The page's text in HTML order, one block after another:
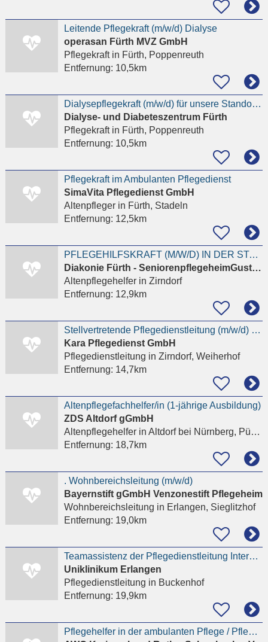
Leitende Pflegekraft (m/w/d) Dialyse
operasan Fürth MVZ GmbH
Pflegekraftin Fürth, Poppenreuth
Entfernung: 10,5km
Dialysepflegekraft (m/w/d) für unsere Standorte in Fürth und Höchstadt
Dialyse- und Diabeteszentrum Fürth
Pflegekraftin Fürth, Poppenreuth
Entfernung: 10,5km
Pflegekraft im Ambulanten Pflegedienst
SimaVita Pflegedienst GmbH
Altenpflegerin Fürth, Stadeln
Entfernung: 12,5km
PFLEGEHILFSKRAFT (M/W/D) IN DER STATIONÄREN PFLEGE Voll- oder Teilzeit
Diakonie Fürth - SeniorenpflegeheimGustav Adolf
Altenpflegehelferin Zirndorf
Entfernung: 12,9km
Stellvertretende Pflegedienstleitung (m/w/d) – Ambulanter Pflegedienst
Kara Pflegedienst GmbH
Pflegedienstleitung in Zirndorf, Weiherhof
Entfernung: 14,7km
Altenpflegefachhelfer/in (1-jährige Ausbildung)
ZDS Altdorf gGmbH
Altenpflegehelferin Altdorf bei Nürnberg, Pühlheim
Entfernung: 18,7km
. Wohnbereichsleitung (m/w/d)
Bayernstift gGmbH Venzonestift Pflegeheim
Wohnbereichsleitung in Erlangen, Sieglitzhof
Entfernung: 19,0km
Teamassistenz der Pflegedienstleitung Internistisches Zentrum (m/w/d)
Uniklinikum Erlangen
Pflegedienstleitung in Buckenhof
Entfernung: 19,9km
Pflegehelfer in der ambulanten Pflege / Pflegefachhelfer (m/w/d)